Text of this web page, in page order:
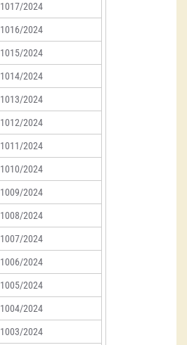
1017/2024
1016/2024
1015/2024
1014/2024
1013/2024
1012/2024
1011/2024
1010/2024
1009/2024
1008/2024
1007/2024
1006/2024
1005/2024
1004/2024
1003/2024